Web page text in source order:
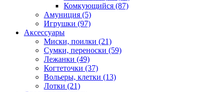
Комкующийся (87)
Амуниция (5)
Игрушки (97)
Аксессуары
Миски, поилки (21)
Сумки, переноски (59)
Лежанки (49)
Когтеточки (37)
Вольеры, клетки (13)
Лотки (21)